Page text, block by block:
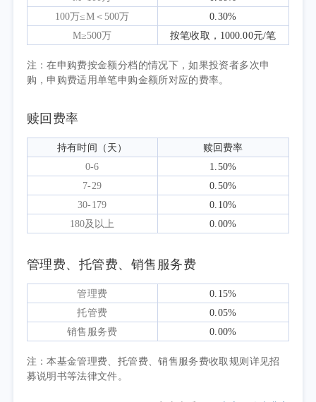
二季度A股市场结构性行情延续，共建“一
带一路”相关板块整体呈现区间震荡走势，内部
性较强的能源合作、工程机械、跨境物流类国
期影响较大的标的波动幅度相对更大。2026年
本报告期为本基金的正常运作期，本基金
在投资运作过程中严格遵守基金合同，坚持既
定的指数化投资策略，依据基金申赎变动等情
况进行日常组合管理，力求跟踪误差最小化。
100万≤M＜500万
0.30%
M≥500万
按笔收取，1000.00元/笔
注：在申购费按金额分档的情况下，如果投资者多次申
购，申购费适用单笔申购金额所对应的费率。
赎回费率
持有时间（天）
赎回费率
0-6
1.50%
7-29
0.50%
30-179
0.10%
180及以上
0.00%
管理费、托管费、销售服务费
管理费
0.15%
托管费
0.05%
销售服务费
0.00%
注：本基金管理费、托管费、销售服务费收取规则详见招
募说明书等法律文件。